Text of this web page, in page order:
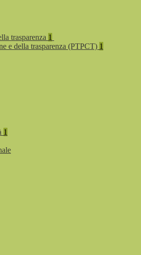
trasparenza 1
e della trasparenza (PTPCT) 1
1